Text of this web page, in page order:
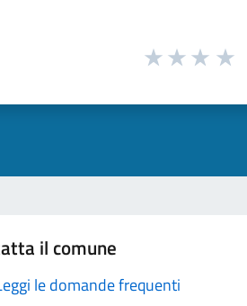
il comune
le domande frequenti